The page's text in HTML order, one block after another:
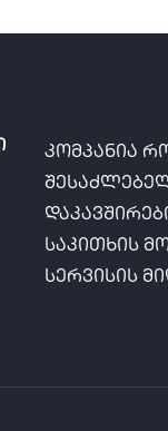
კომპანია
საკითხის
სერვისის